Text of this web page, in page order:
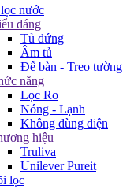
nước
dáng
Tủ đứng
Âm tủ
Để bàn - Treo tường
năng
Lọc Ro
Nóng - Lạnh
Không dùng điện
hiệu
Truliva
Unilever Pureit
lọc